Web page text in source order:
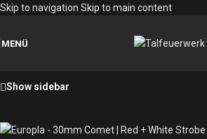
Skip to navigation Skip to main content
MENÜ
Show sidebar